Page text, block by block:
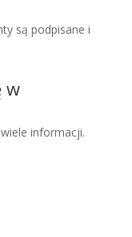
są podpisane i
w
informacji.